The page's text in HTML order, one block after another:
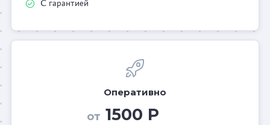
С гарантией
Оперативно
от 1500 Р